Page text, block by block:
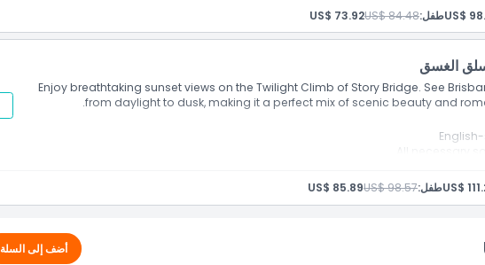
US$طفل:US$ 84.48
US$ 73.92
الغسق
Enjoy breathtaking sunset views on the Twilight Climb of Story Bridge. See
from daylight to dusk, making it a perfect mix of scenic beauty and
All necessary
US$طفل:US$ 98.57
US$ 85.89
أضف إلى السلة